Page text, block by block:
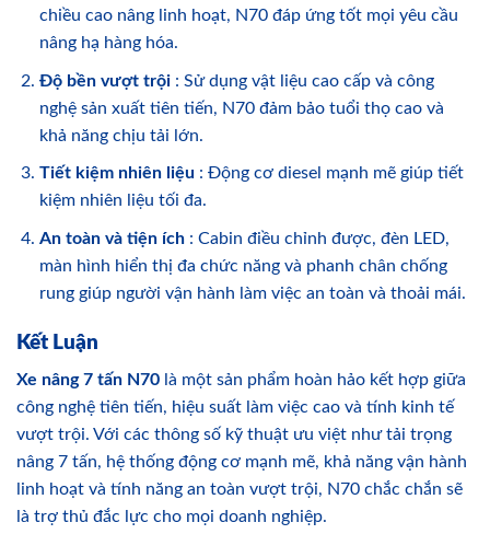
chiều cao nâng linh hoạt, N70 đáp ứng tốt mọi yêu cầu
nâng hạ hàng hóa.
Độ bền vượt trội : Sử dụng vật liệu cao cấp và công
nghệ sản xuất tiên tiến, N70 đảm bảo tuổi thọ cao và
khả năng chịu tải lớn.
Tiết kiệm nhiên liệu : Động cơ diesel mạnh mẽ giúp tiết
kiệm nhiên liệu tối đa.
An toàn và tiện ích : Cabin điều chỉnh được, đèn LED,
màn hình hiển thị đa chức năng và phanh chân chống
rung giúp người vận hành làm việc an toàn và thoải mái.
Kết Luận
Xe nâng 7 tấn N70 là một sản phẩm hoàn hảo kết hợp giữa
công nghệ tiên tiến, hiệu suất làm việc cao và tính kinh tế
vượt trội. Với các thông số kỹ thuật ưu việt như tải trọng
nâng 7 tấn, hệ thống động cơ mạnh mẽ, khả năng vận hành
linh hoạt và tính năng an toàn vượt trội, N70 chắc chắn sẽ
là trợ thủ đắc lực cho mọi doanh nghiệp.